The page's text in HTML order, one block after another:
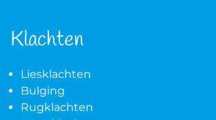
Klachten
Liesklachten
Bulging
Rugklachten